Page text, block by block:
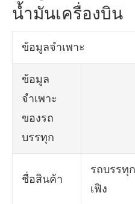
น้ำมันเครื่องบิน
ข้อมูลจำเพาะ
ข้อมูล
จำเพาะ
ของรถ
บรรทุก
ชื่อสินค้า
รถบรรทุ
เฟิง